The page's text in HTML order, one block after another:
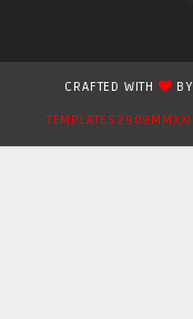
CRAFTED WITH
TEMPLATES2909MMXXII